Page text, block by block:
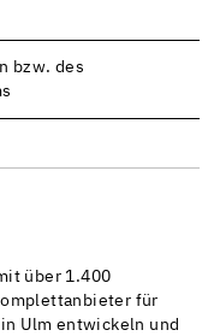
bzw. des
über 1.400
für
Ulm entwickeln und